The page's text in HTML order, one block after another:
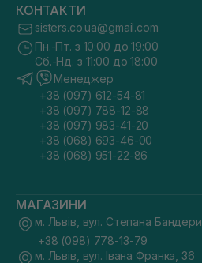
КОНТАКТИ
sisters.co.ua@gmail.com
Пн.-Пт. з 10:00 до 19:00
Сб.-Нд. з 11:00 до 18:00
Менеджер
+38 (097) 612-54-81
+38 (097) 788-12-88
+38 (097) 983-41-20
+38 (068) 693-46-00
+38 (068) 951-22-86
МАГАЗИНИ
м. Львів, вул. Степана
+38 (098) 778-13-79
м. Львів, вул. Івана Франка, 36